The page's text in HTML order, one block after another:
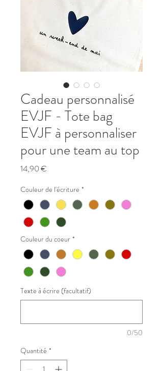
Cadeau personnalisé
EVJF - Tote bag
EVJF à personnaliser
pour une team au top
14,90 €
Couleur de l'écriture *
Couleur du coeur *
Texte à écrire (facultatif)
0/50
Quantité *